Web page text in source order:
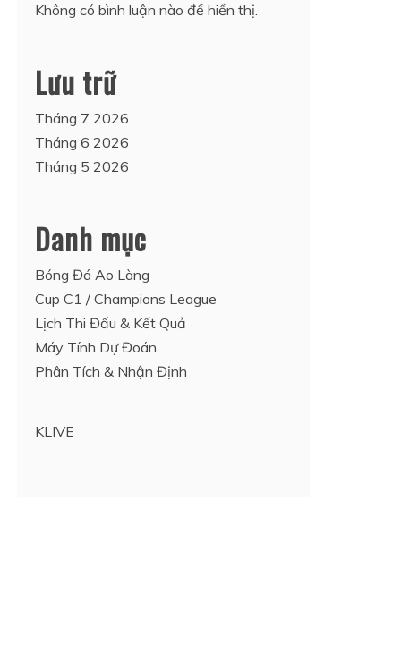
Không có bình luận nào để hiển thị.
Lưu trữ
Tháng 7 2026
Tháng 6 2026
Tháng 5 2026
Danh mục
Bóng Đá Ao Làng
Cup C1 / Champions League
Lịch Thi Đấu & Kết Quả
Máy Tính Dự Đoán
Phân Tích & Nhận Định
KLIVE